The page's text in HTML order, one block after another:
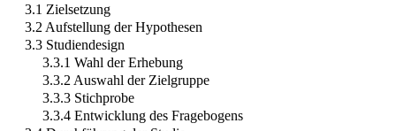
3.1 Zielsetzung
3.2 Aufstellung der Hypothesen
3.3 Studiendesign
3.3.1 Wahl der Erhebung
3.3.2 Auswahl der Zielgruppe
3.3.3 Stichprobe
3.3.4 Entwicklung des Fragebogens